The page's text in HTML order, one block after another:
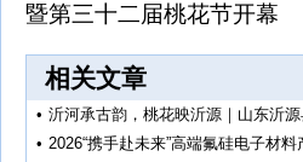
暨第三十二届桃花节开幕
相关文章
• 沂河承古韵，桃花映沂源｜山东沂
• 2026“携手赴未来”高端氟硅电子材